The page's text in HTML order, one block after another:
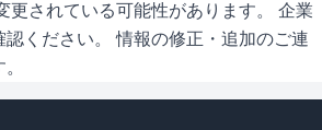
更されている可能性があります。 企業
ください。 情報の修正・追加のご連